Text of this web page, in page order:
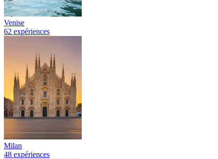
Venise
62 expériences
Milan
48 expériences